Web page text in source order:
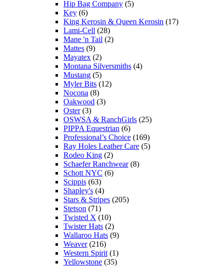
Hip Bag Company (5)
Key (6)
King Kerosin & Queen Kerosin (17)
Lami-Cell (28)
Mane 'n Tail (2)
Mattes (9)
Mayatex (2)
Montana Silversmiths (4)
Mustang (5)
Myler Bits (12)
Nocona (8)
Oakwood (3)
Oster (3)
OSWSA & RanchGirls (25)
PIPPA Equestrian (6)
Professional’s Choice (169)
Ray Holes Leather Care (5)
Rodeo King (2)
Schaefer Ranchwear (8)
Schott NYC (6)
Scippis (63)
Shapley's (4)
Stars & Stripes (205)
Stetson (71)
Twisted X (10)
Twister Hats (2)
Wallaroo Hats (9)
Weaver (216)
Western Spirit (1)
Yellowstone (35)